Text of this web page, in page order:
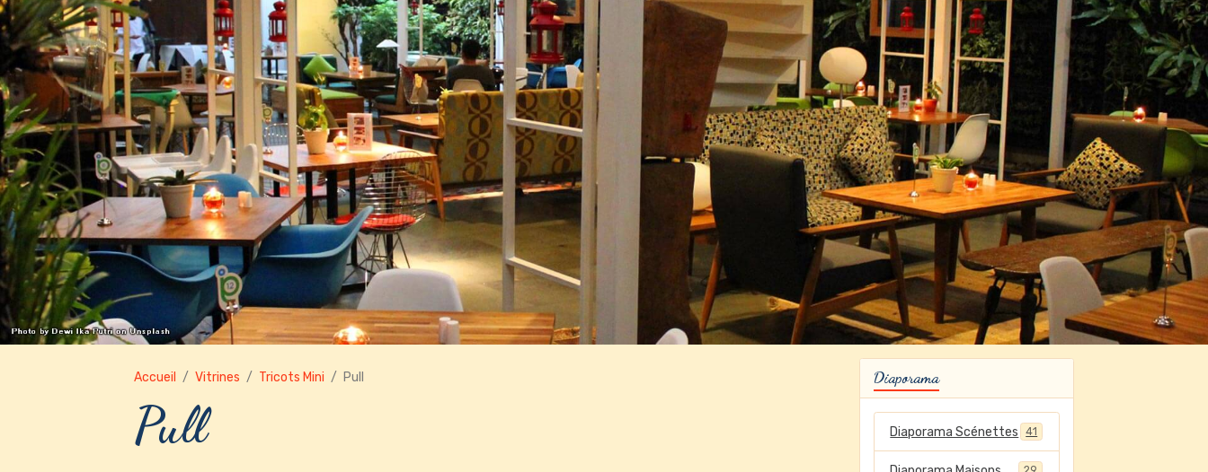
Accueil Vitrines Tricots Mini Pull
Pull
Diaporama
Diaporama Scénettes 41